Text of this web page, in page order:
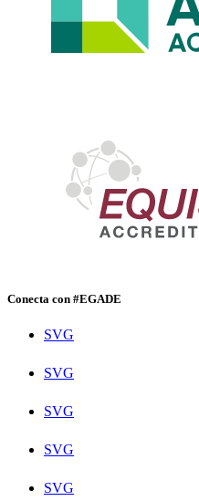
Conecta con #EGADE
SVG
SVG
SVG
SVG
SVG